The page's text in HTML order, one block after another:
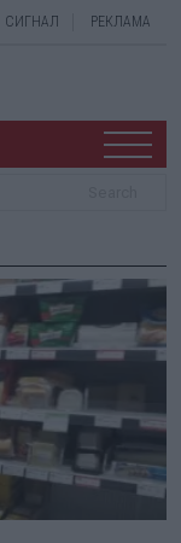
СИГНАЛ РЕКЛАМА